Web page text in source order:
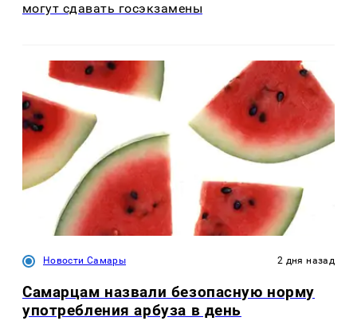
могут сдавать госэкзамены
Новости Самары 2 дня назад
Самарцам назвали безопасную норму
употребления арбуза в день